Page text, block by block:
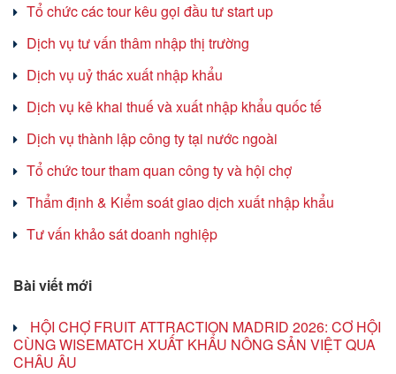
Tổ chức các tour kêu gọi đầu tư start up
Dịch vụ tư vấn thâm nhập thị trường
Dịch vụ uỷ thác xuất nhập khẩu
Dịch vụ kê khai thuế và xuất nhập khẩu quốc tế
Dịch vụ thành lập công ty tại nước ngoài
Tổ chức tour tham quan công ty và hội chợ
Thẩm định & Kiểm soát giao dịch xuất nhập khẩu
Tư vấn khảo sát doanh nghiệp
Bài viết mới
HỘI CHỢ FRUIT ATTRACTION MADRID 2026: CƠ HỘI
CÙNG WISEMATCH XUẤT KHẨU NÔNG SẢN VIỆT QUA
CHÂU ÂU